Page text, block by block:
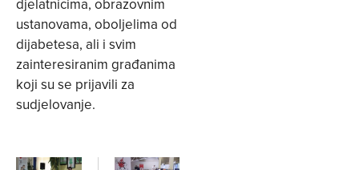
ustanovama, oboljelima od
dijabetesa, ali i svim
zainteresiranim građanima
koji su se prijavili za
sudjelovanje.